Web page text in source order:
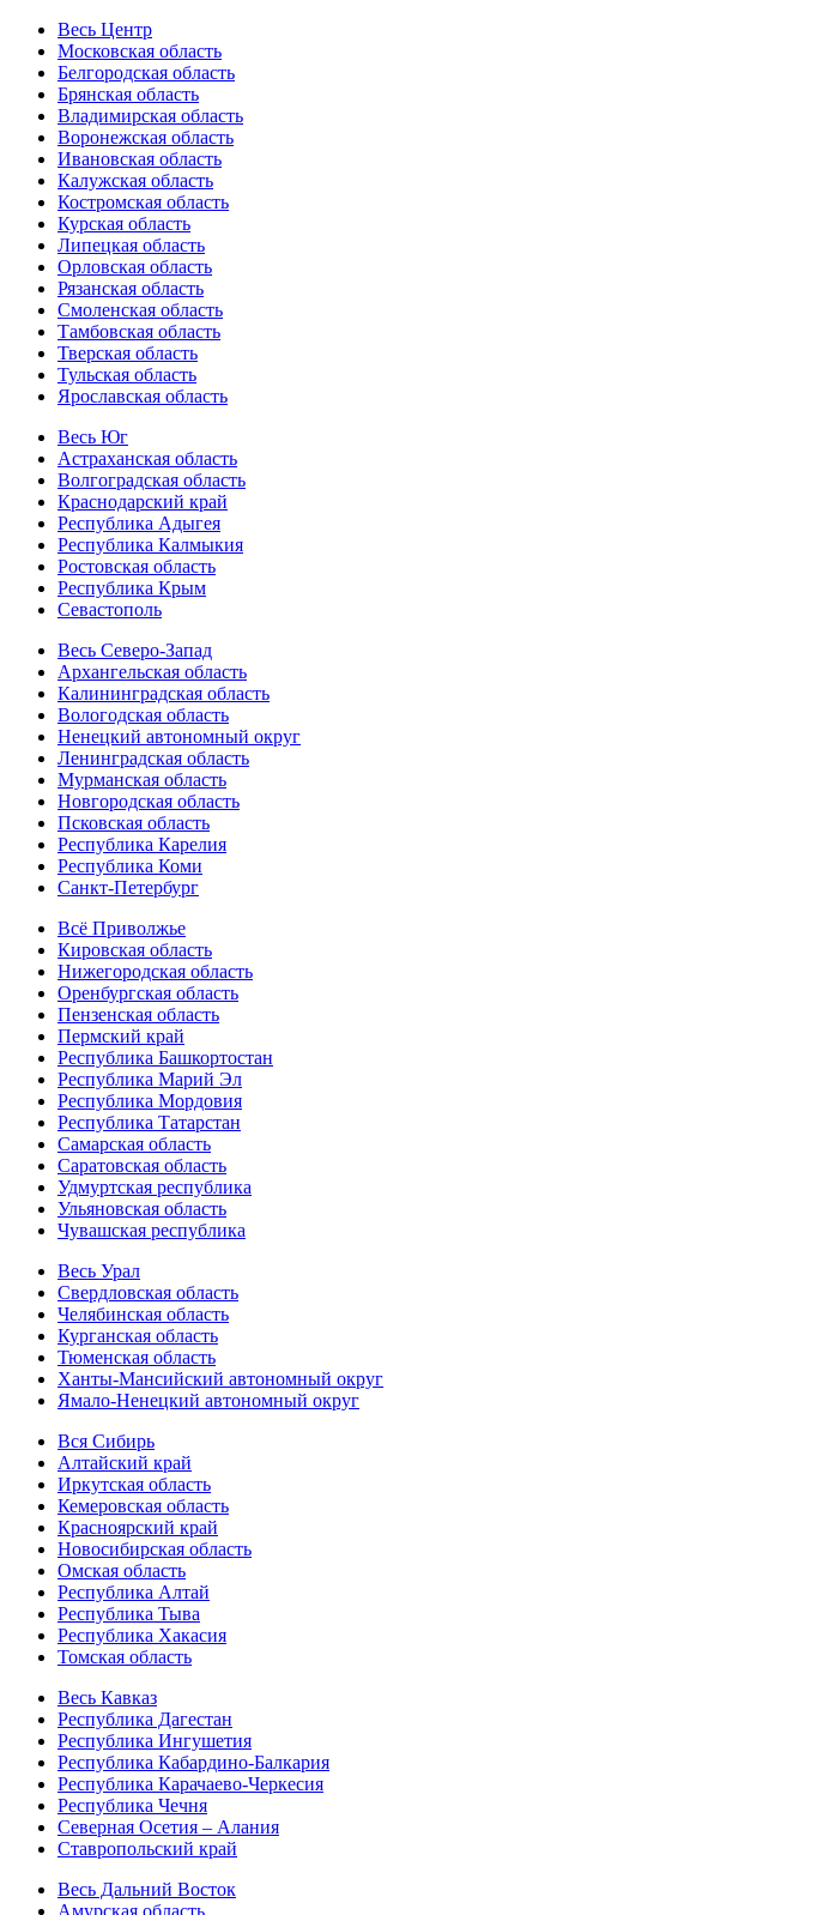
Весь Центр
Московская область
Белгородская область
Брянская область
Владимирская область
Воронежская область
Ивановская область
Калужская область
Костромская область
Курская область
Липецкая область
Орловская область
Рязанская область
Смоленская область
Тамбовская область
Тверская область
Тульская область
Ярославская область
Весь Юг
Астраханская область
Волгоградская область
Краснодарский край
Республика Адыгея
Республика Калмыкия
Ростовская область
Республика Крым
Севастополь
Весь Северо-Запад
Архангельская область
Калининградская область
Вологодская область
Ненецкий автономный округ
Ленинградская область
Мурманская область
Новгородская область
Псковская область
Республика Карелия
Республика Коми
Санкт-Петербург
Всё Приволжье
Кировская область
Нижегородская область
Оренбургская область
Пензенская область
Пермский край
Республика Башкортостан
Республика Марий Эл
Республика Мордовия
Республика Татарстан
Самарская область
Саратовская область
Удмуртская республика
Ульяновская область
Чувашская республика
Весь Урал
Свердловская область
Челябинская область
Курганская область
Тюменская область
Ханты-Мансийский автономный округ
Ямало-Ненецкий автономный округ
Вся Сибирь
Алтайский край
Иркутская область
Кемеровская область
Красноярский край
Новосибирская область
Омская область
Республика Алтай
Республика Тыва
Республика Хакасия
Томская область
Весь Кавказ
Республика Дагестан
Республика Ингушетия
Республика Кабардино-Балкария
Республика Карачаево-Черкесия
Республика Чечня
Северная Осетия – Алания
Ставропольский край
Весь Дальний Восток
Амурская область